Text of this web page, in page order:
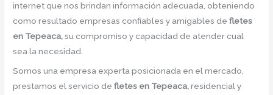
internet que nos brindan información adecuada, obteniendo
como resultado empresas confiables y amigables defletes
en Tepeaca,su compromiso y capacidad de atender cual
sea la necesidad.
Somos una empresa experta posicionada en el mercado,
prestamos el servicio defletes en Tepeaca,residencial y